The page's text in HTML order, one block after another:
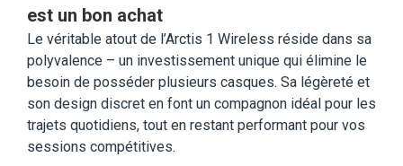
est un bon achat
Le véritable atout de l’Arctis 1 Wireless réside dans sa
polyvalence – un investissement unique qui élimine le
besoin de posséder plusieurs casques. Sa légèreté et
son design discret en font un compagnon idéal pour les
trajets quotidiens, tout en restant performant pour vos
sessions compétitives.